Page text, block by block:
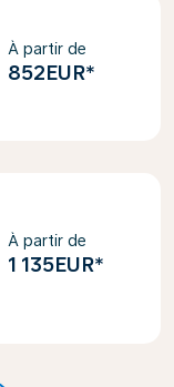
À partir de
852EUR*
À partir de
1 135EUR*